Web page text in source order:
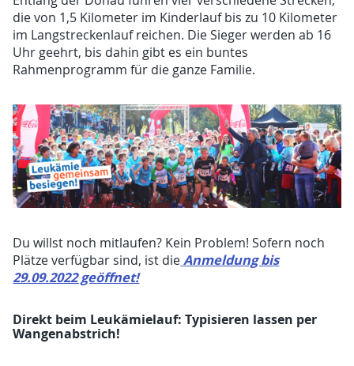
die von 1,5 Kilometer im Kinderlauf bis zu 10 Kilometer
im Langstreckenlauf reichen. Die Sieger werden ab 16
Uhr geehrt, bis dahin gibt es ein buntes
Rahmenprogramm für die ganze Familie.
Du willst noch mitlaufen? Kein Problem! Sofern noch
Plätze verfügbar sind, ist die Anmeldung bis
29.09.2022 geöffnet!
Direkt beim Leukämielauf: Typisieren lassen per
Wangenabstrich!